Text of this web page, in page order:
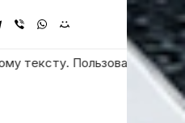
Пользователь просит